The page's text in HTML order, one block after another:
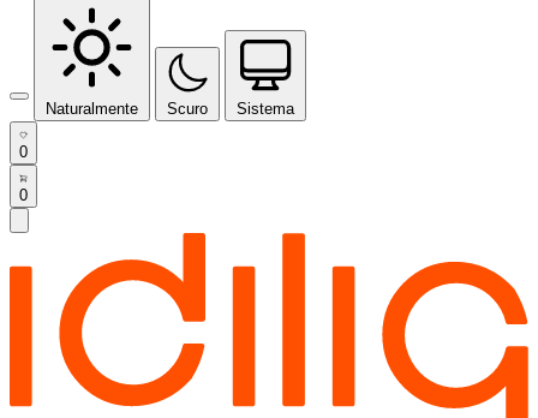
Naturalmente Scuro Sistema
0
0